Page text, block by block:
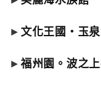
► 文化王國‧玉泉
► 福州園。波之